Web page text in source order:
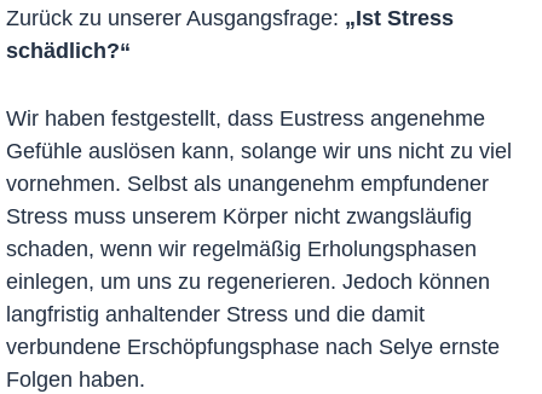
Zurück zu unserer Ausgangsfrage: „Ist Stress
schädlich?“
Wir haben festgestellt, dass Eustress angenehme
Gefühle auslösen kann, solange wir uns nicht zu viel
vornehmen. Selbst als unangenehm empfundener
Stress muss unserem Körper nicht zwangsläufig
schaden, wenn wir regelmäßig Erholungsphasen
einlegen, um uns zu regenerieren. Jedoch können
langfristig anhaltender Stress und die damit
verbundene Erschöpfungsphase nach Selye ernste
Folgen haben.